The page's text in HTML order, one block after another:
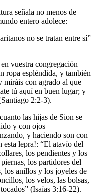
señala no menos de
entero adolece:
no se tratan entre sí”
vuestra congregación
ropa espléndida, y también
miráis con agrado al que
tú aquí en buen lugar; y
2:2-3).
las hijas de Sion se
y con ojos
y haciendo son con
esta lepra!: “El atavío del
los pendientes y los
los partidores del
los anillos y los joyeles de
los velos, las bolsas,
(Isaías 3:16-22).